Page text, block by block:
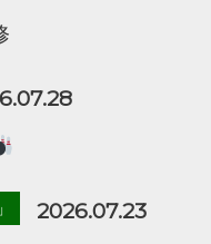
2026.07.23